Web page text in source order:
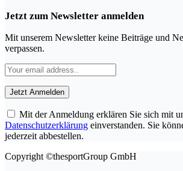
Jetzt zum Newsletter anmelden
Mit unserem Newsletter keine Beiträge und
verpassen.
Mit der Anmeldung erklären Sie sich mit
Datenschutzerklärung einverstanden. Sie
jederzeit abbestellen.
Copyright ©thesportGroup GmbH